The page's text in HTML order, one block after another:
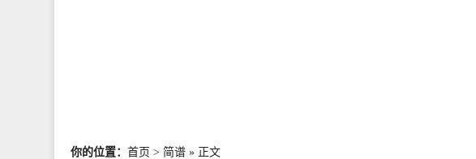
你的位置： 首页 > 简谱 » 正文